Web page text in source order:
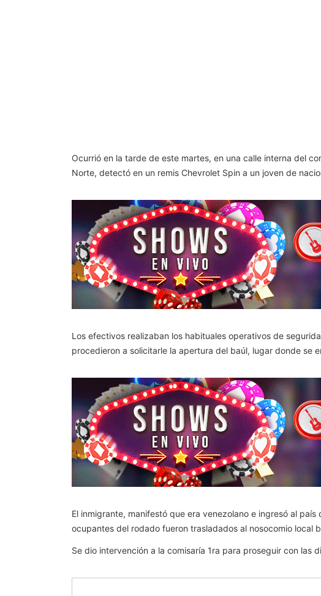
Ocurrió en la tarde de este martes, en una calle interna del
Norte, detectó en un remis Chevrolet Spin a un joven de
Los efectivos realizaban los habituales operativos de
procedieron a solicitarle la apertura del baúl, lugar donde se
El inmigrante, manifestó que era venezolano e ingresó al
ocupantes del rodado fueron trasladados al nosocomio local
Se dio intervención a la comisaría 1ra para proseguir con las